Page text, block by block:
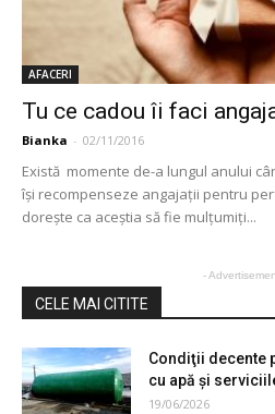
AFACERI
Tu ce cadou îi faci
Bianka - 02/11/2016
Există momente de-a lungul anului
îşi recompenseze angajaţii pentru
doreşte ca aceştia să fie mulţumiţi...
-
CELE MAI CITITE
Condiţii decente
cu apă şi
19/06/2026